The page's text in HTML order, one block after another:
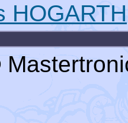
HOGARTH